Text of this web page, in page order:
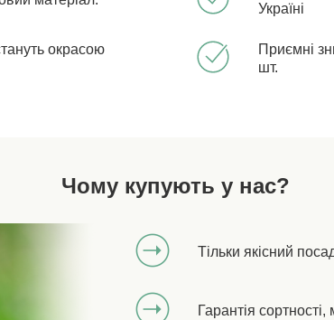
окрасою
Україні
Приємні
шт.
Чому купують у нас?
Тільки якісний
Гарантія